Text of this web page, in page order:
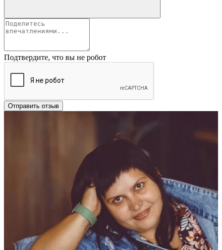
Подтвердите, что вы не робот
Отправить отзыв